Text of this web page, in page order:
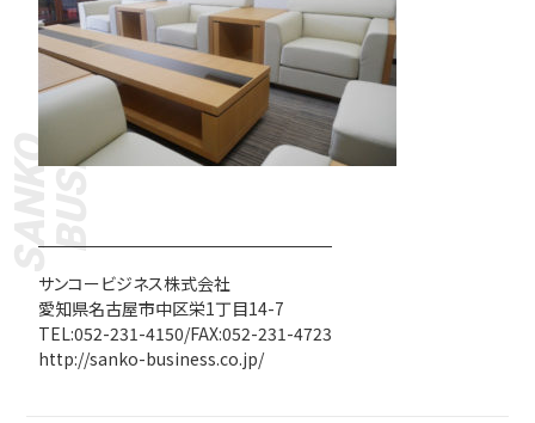
SANKOBUSINESS
サンコービジネス株式会社
愛知県名古屋市中区栄1丁目14-7
TEL:052-231-4150/FAX:052-231-4723
http://sanko-business.co.jp/